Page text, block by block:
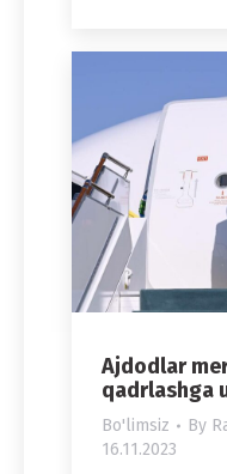
Ajdodlar
qadrlashga
Bo'limsiz By
16.11.2023